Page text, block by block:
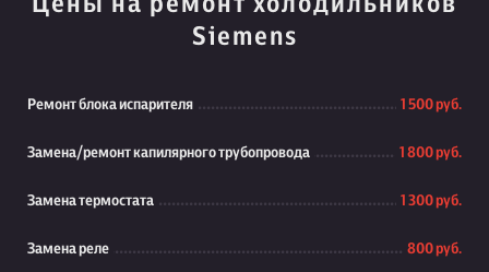
Siemens
Ремонт блока испарителя 1 500 руб.
Замена/ремонт капилярного трубопровода 1 800 руб.
Замена термостата 1 300 руб.
Замена реле 800 руб.